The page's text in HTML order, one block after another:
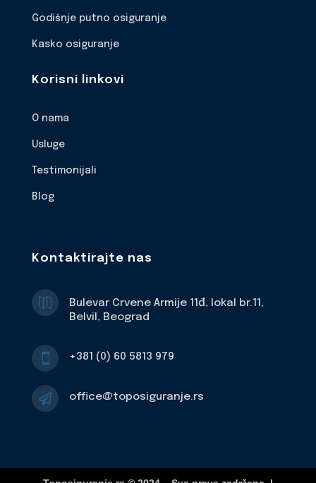
Godišnje putno osiguranje
Kasko osiguranje
Korisni linkovi
O nama
Usluge
Testimonijali
Blog
Kontaktirajte nas

Bulevar Crvene Armije 11đ, lokal br.11,
Belvil, Beograd
 +381 (0) 60 5813 979
 office@toposiguranje.rs